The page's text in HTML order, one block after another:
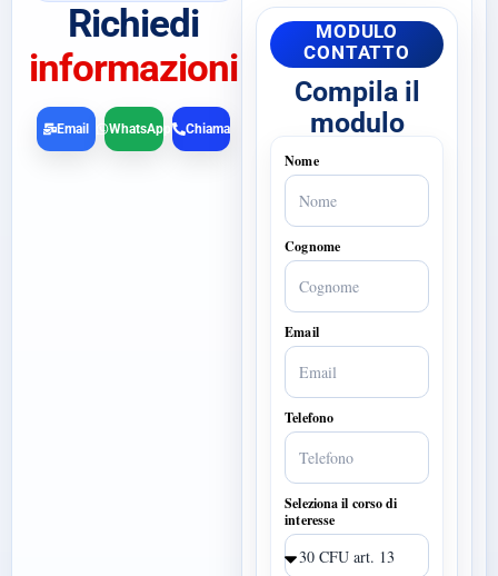
Richiedi
informazioni
Chiama
Email WhatsApp
MODULO
CONTATTO
Compila il
modulo
Nome
Cognome
Email
Telefono
Seleziona il corso di
interesse